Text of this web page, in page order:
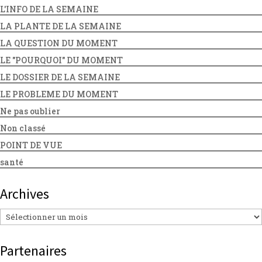
L'INFO DE LA SEMAINE
LA PLANTE DE LA SEMAINE
LA QUESTION DU MOMENT
LE "POURQUOI" DU MOMENT
LE DOSSIER DE LA SEMAINE
LE PROBLEME DU MOMENT
Ne pas oublier
Non classé
POINT DE VUE
santé
Archives
Archives
Partenaires